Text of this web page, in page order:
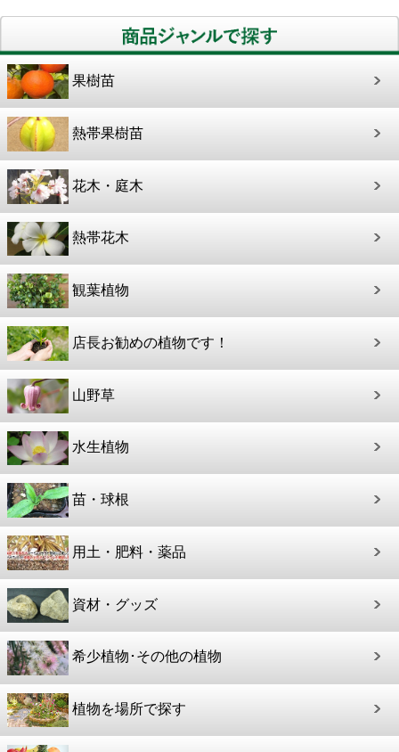
果樹苗
熱帯果樹苗
花木・庭木
熱帯花木
観葉植物
店長お勧めの植物です！
山野草
水生植物
苗・球根
用土・肥料・薬品
資材・グッズ
希少植物･その他の植物
植物を場所で探す